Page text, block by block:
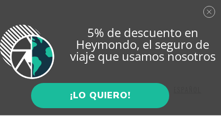
5% de descuento en
Heymondo, el seguro de
viaje que usamos nosotros
¡LO QUIERO!